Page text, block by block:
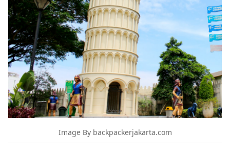
Image By backpackerjakarta.com